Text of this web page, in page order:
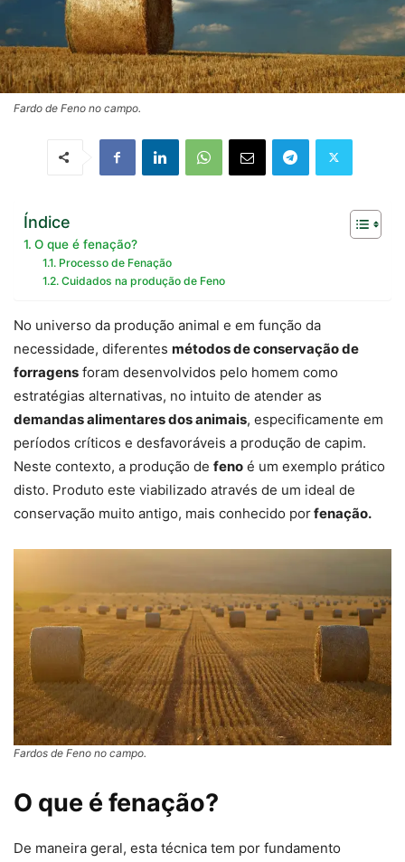
Fardo de Feno no campo.
Índice
O que é fenação?
Processo de Fenação
Cuidados na produção de Feno
No universo da produção animal e em função da
necessidade, diferentes métodos de conservação de
forragens foram desenvolvidos pelo homem como
estratégias alternativas, no intuito de atender as
demandas alimentares dos animais, especificamente em
períodos críticos e desfavoráveis a produção de capim.
Neste contexto, a produção de feno é um exemplo prático
disto. Produto este viabilizado através de um ideal de
conservação muito antigo, mais conhecido porfenação.
Fardos de Feno no campo.
O que é fenação?
De maneira geral, esta técnica tem por fundamento